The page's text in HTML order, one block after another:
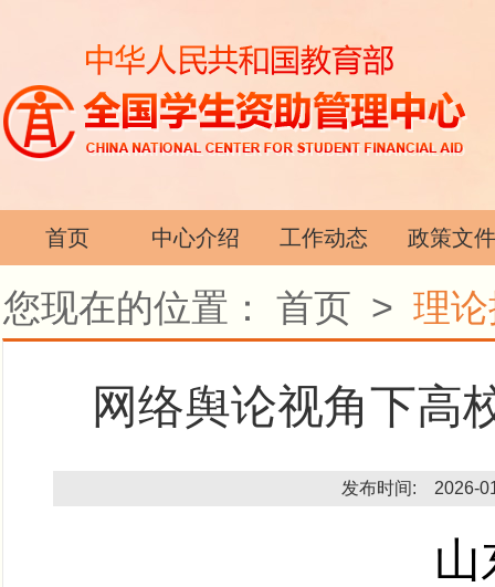
首页 中心介绍 工作动态 政策文件
您现在的位置： 首页 > 理
网络舆论视角下高
发布时间: 2026-
山